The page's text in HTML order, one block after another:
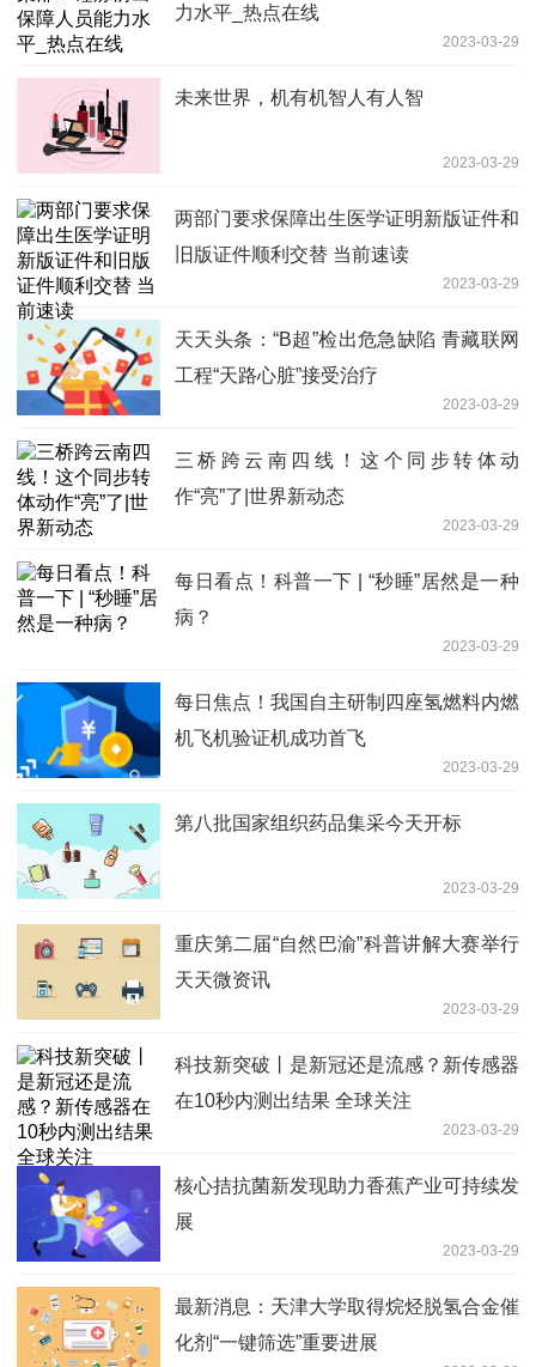
力水平_热点在线
2023-03-29
未来世界，机有机智人有人智
2023-03-29
两部门要求保障出生医学证明新版证件和
旧版证件顺利交替 当前速读
2023-03-29
天天头条：“B超”检出危急缺陷 青藏联网
工程“天路心脏”接受治疗
2023-03-29
三桥跨云南四线！这个同步转体动
作“亮”了|世界新动态
2023-03-29
每日看点！科普一下 | “秒睡”居然是一种
病？
2023-03-29
每日焦点！我国自主研制四座氢燃料内燃
机飞机验证机成功首飞
2023-03-29
第八批国家组织药品集采今天开标
2023-03-29
重庆第二届“自然巴渝”科普讲解大赛举行
天天微资讯
2023-03-29
科技新突破丨是新冠还是流感？新传感器
在10秒内测出结果 全球关注
2023-03-29
核心拮抗菌新发现助力香蕉产业可持续发
展
2023-03-29
最新消息：天津大学取得烷烃脱氢合金催
化剂“一键筛选”重要进展